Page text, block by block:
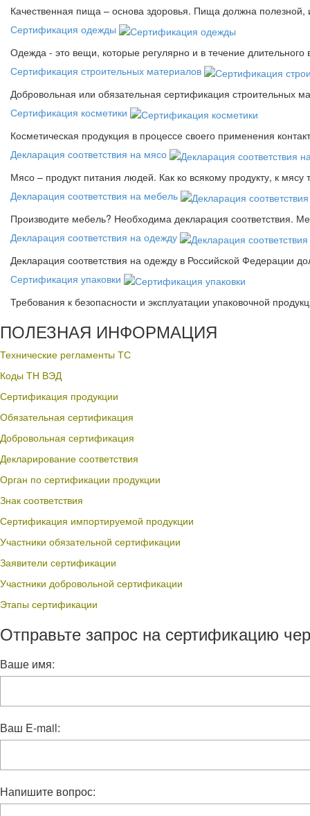
Качественная пища – основа здоровья. Пища должна
Сертификация одежды
Одежда - это вещи, которые регулярно и в течение
Сертификация строительных материалов
Добровольная или обязательная сертификация строительных
Сертификация косметики
Косметическая продукция в процессе своего применения
Декларация соответствия на мясо
Мясо – продукт питания людей. Как ко всякому продукту, к мясу
Декларация соответствия на мебель
Производите мебель? Необходима декларация соответствия.
Декларация соответствия на одежду
Декларация соответствия на одежду в Российской Федерации
Сертификация упаковки
Требования к безопасности и эксплуатации упаковочной
ПОЛЕЗНАЯ ИНФОРМАЦИЯ
Технические регламенты ТС
Коды ТН ВЭД
Сертификация продукции
Обязательная сертификация
Добровольная сертификация
Декларирование соответствия
Орган по сертификации продукции
Знак соответствия
Сертификация импортируемой продукции
Участники обязательной сертификации
Заявители сертификации
Участники добровольной сертификации
Этапы сертификации
Отправьте запрос на сертификацию
Ваше имя:
Ваш E-mail:
Напишите вопрос: